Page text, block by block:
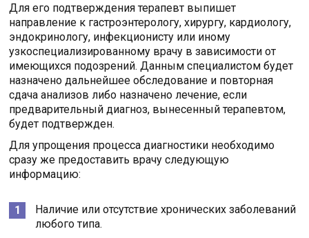
Для его подтверждения терапевт выпишет
направление к гастроэнтерологу, хирургу, кардиологу,
эндокринологу, инфекционисту или иному
узкоспециализированному врачу в зависимости от
имеющихся подозрений. Данным специалистом будет
назначено дальнейшее обследование и повторная
сдача анализов либо назначено лечение, если
предварительный диагноз, вынесенный терапевтом,
будет подтвержден.
Для упрощения процесса диагностики необходимо
сразу же предоставить врачу следующую
информацию:
Наличие или отсутствие хронических заболеваний
любого типа.